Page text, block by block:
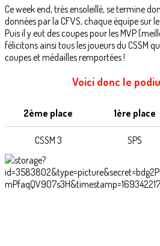
Ce week end, très ensoleillé, se termine
données par la CFVS, chaque équipe sur
Puis il y eut des coupes pour les MVP
félicitons ainsi tous les joueurs du CSSM
coupes et médailles remportées !
Voici donc le
2ème place 1ère place
CSSM 3 SPS